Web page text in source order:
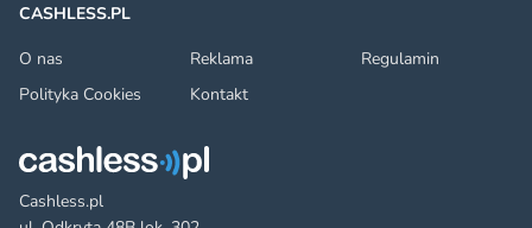
Cashless.pl
CASHLESS.PL
O nas
Reklama
Regulamin
Polityka Cookies
Kontakt